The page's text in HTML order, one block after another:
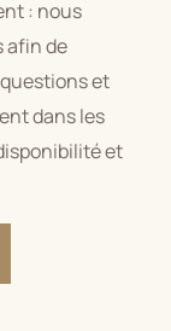
: nous
afin de
et
dans les
et